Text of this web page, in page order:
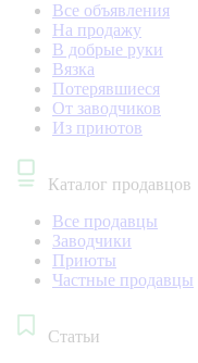
Все объявления
На продажу
В добрые руки
Вязка
Потерявшиеся
От заводчиков
Из приютов
Каталог продавцов
Все продавцы
Заводчики
Приюты
Частные продавцы
Статьи